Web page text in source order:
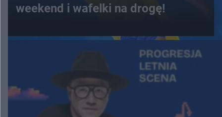
weekend i wafelki na drogę!